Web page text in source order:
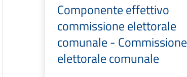
Componente effettivo
commissione elettorale
comunale - Commissione
elettorale comunale